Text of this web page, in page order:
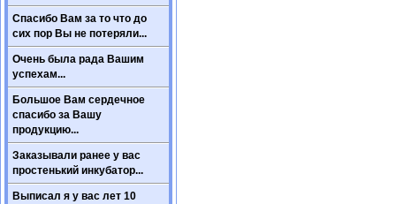
Спасибо Вам за то что до
сих пор Вы не потеряли...
Очень была рада Вашим
успехам...
Большое Вам сердечное
спасибо за Вашу
продукцию...
Заказывали ранее у вас
простенький инкубатор...
Выписал я у вас лет 10